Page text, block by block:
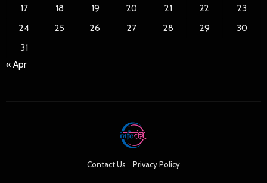
17
18 19 20 21 22
23
24
25 26 27 28 29
30
31
« Apr
Contact Us Privacy Policy